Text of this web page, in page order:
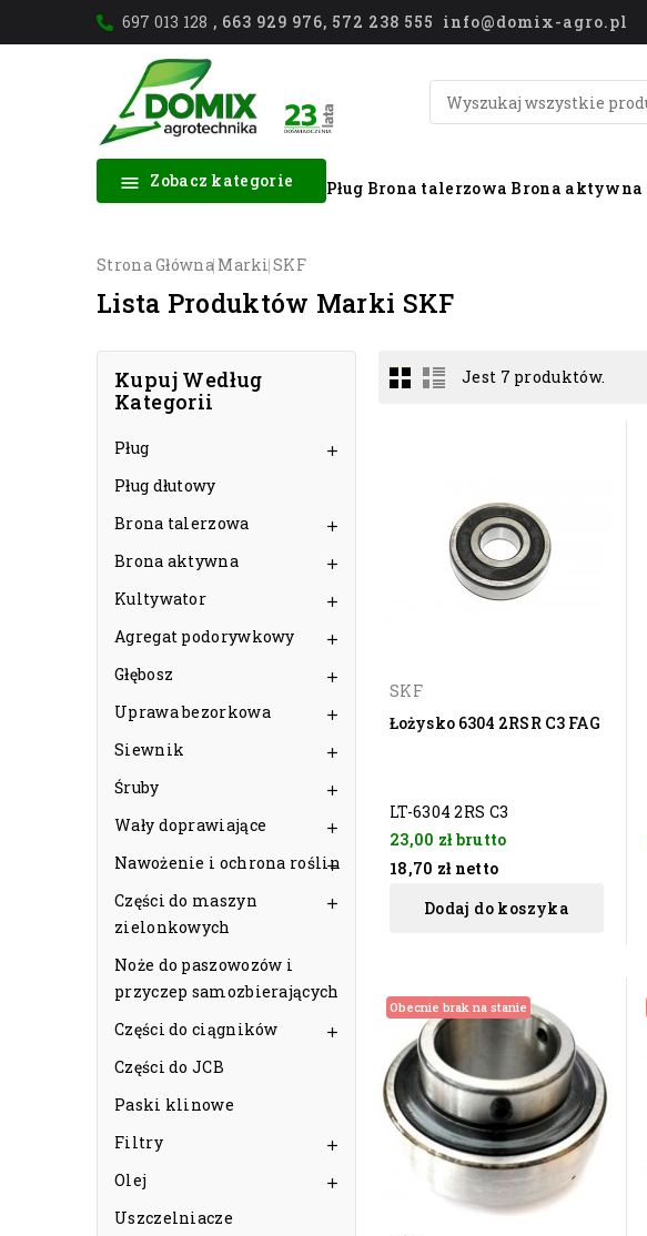
697 013 128 , 663 929 976, 572 238 555 info@domix-agro.pl
 Zobacz kategorie Pług Brona talerzowa Brona aktywna
Strona Główna MarkiSKF
Lista Produktów Marki SKF
Kupuj Według
Kategorii
Pług 
Pług dłutowy
Brona talerzowa

Brona aktywna 
Kultywator 
Agregat podorywkowy 
Głębosz 
Uprawa bezorkowa 
Siewnik 
Śruby 
Wały doprawiające 
Nawożenie i ochrona roślin

Części do maszyn
zielonkowych

Noże do paszowozów i
przyczep samozbierających
Części do ciągników

Części do JCB
Paski klinowe
Filtry

Olej 
Uszczelniacze
Jest 7 produktów.
SKF
Łożysko 6304 2RSR C3 FAG
LT-6304 2RS C3
23,00 złbrutto
18,70 zł netto
Dodaj do koszyka
Obecnie brak na stanie